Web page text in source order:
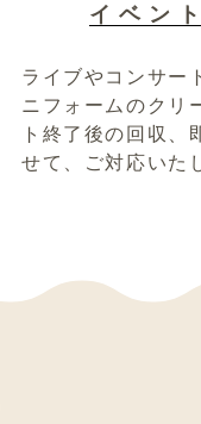
イベン
ライブやコンサー
ニフォームのクリ
ト終了後の回収、
せて、ご対応いた